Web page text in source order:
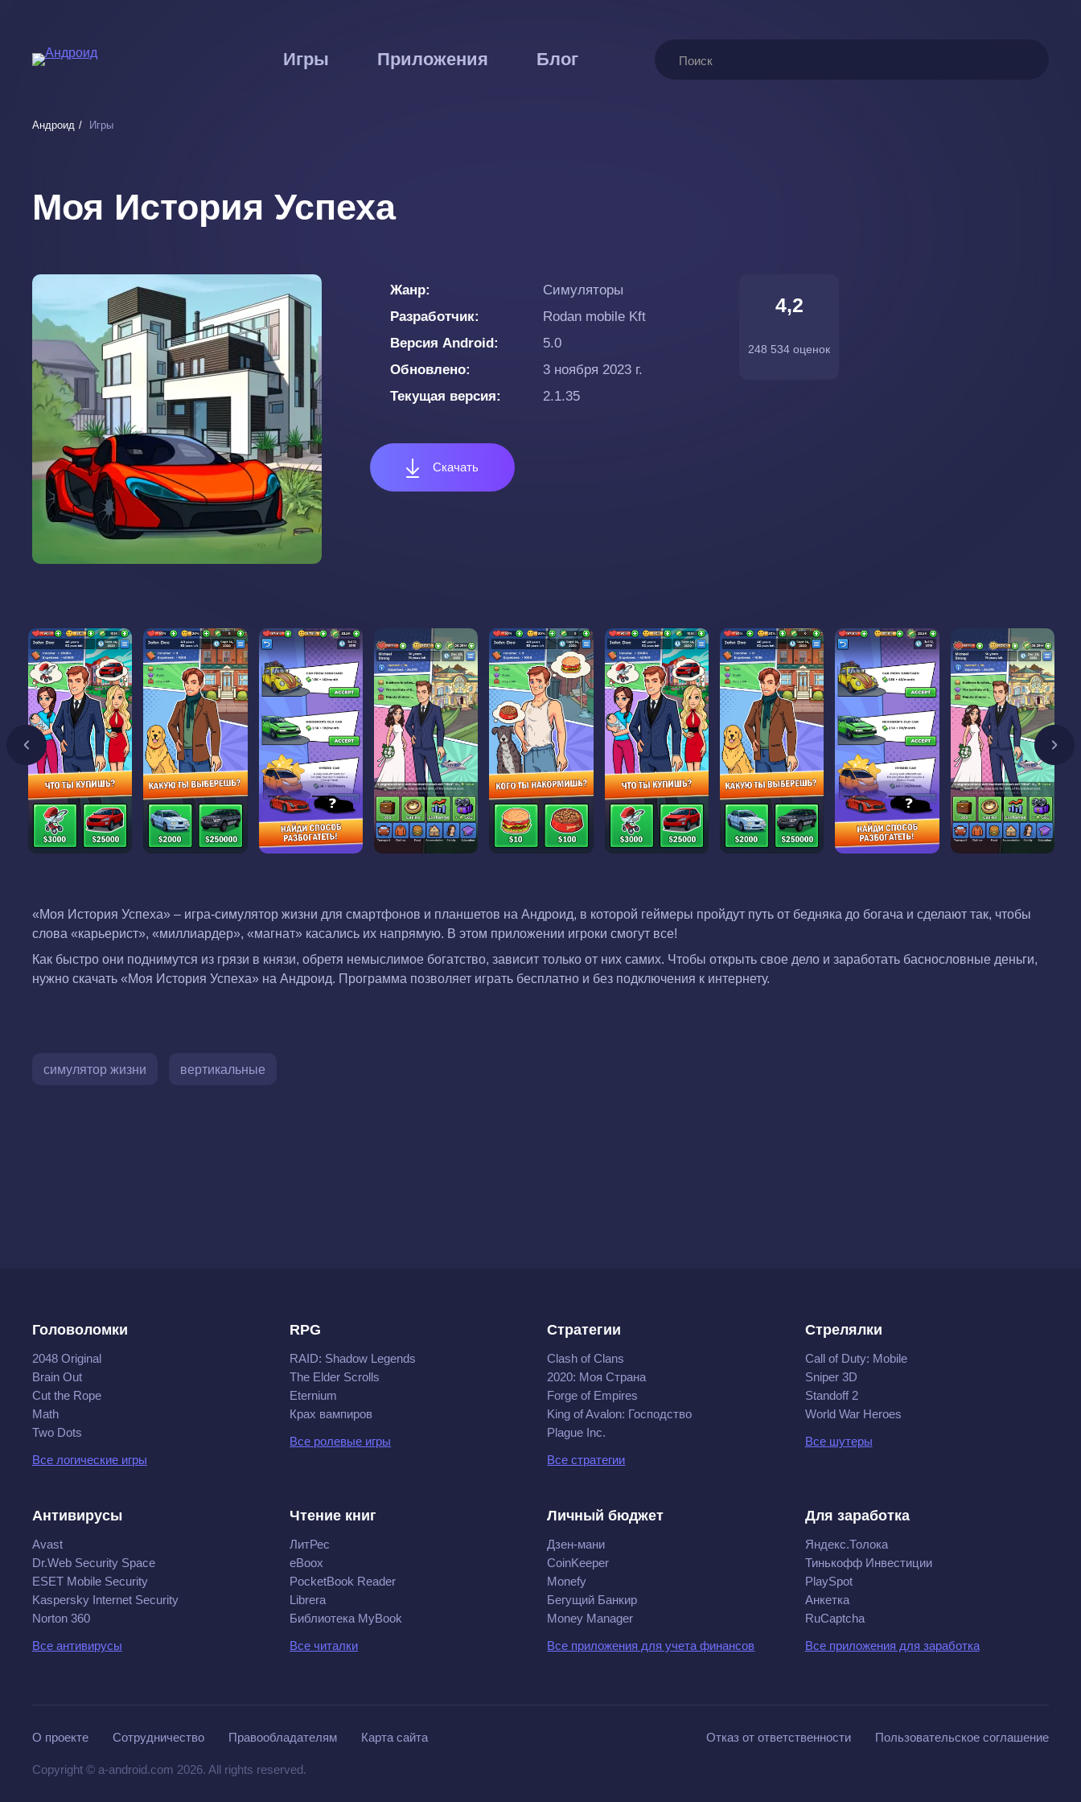
основному
Игры Приложения Блог Поиск
Андроид Игры
Моя История Успеха
Жанр
Симуляторы
Разработчик
Rodan mobile Kft
Версия Android
5.0
Обновлено
3 ноября 2023 г.
Текущая версия
2.1.35
Скачать
4,2
248 534 оценок
«Моя История Успеха» – игра-симулятор жизни для смартфонов и планшетов на Андроид, в которой геймеры пройдут путь от бедняка до богача и сделают так, чтобы
слова «карьерист», «миллиардер», «магнат» касались их напрямую. В этом приложении игроки смогут все!
Как быстро они поднимутся из грязи в князи, обретя немыслимое богатство, зависит только от них самих. Чтобы открыть свое дело и заработать баснословные деньги,
нужно скачать «Моя История Успеха» на Андроид. Программа позволяет играть бесплатно и без подключения к интернету.
симулятор жизни вертикальные
Головоломки
2048 Original
Brain Out
Cut the Rope
Math
Two Dots
Все логические игры
RPG
RAID: Shadow Legends
The Elder Scrolls
Eternium
Крах вампиров
Все ролевые игры
Стратегии
Clash of Clans
2020: Моя Cтрана
Forge of Empires
King of Avalon: Господство
Plague Inc.
Все стратегии
Стрелялки
Call of Duty: Mobile
Sniper 3D
Standoff 2
World War Heroes
Все шутеры
Антивирусы
Avast
Dr.Web Security Space
ESET Mobile Security
Kaspersky Internet Security
Norton 360
Все антивирусы
Чтение книг
ЛитРес
eBoox
PocketBook Reader
Librera
Библиотека MyBook
Все читалки
Личный бюджет
Дзен-мани
CoinKeeper
Monefy
Бегущий Банкир
Money Manager
Все приложения для учета финансов
Для заработка
Яндекс.Толока
Тинькофф Инвестиции
PlaySpot
Анкетка
RuCaptcha
Все приложения для заработка
О проекте Сотрудничество Правообладателям Карта сайта Отказ от ответственности Пользовательское соглашение
Copyright © a-android.com 2026. All rights reserved.